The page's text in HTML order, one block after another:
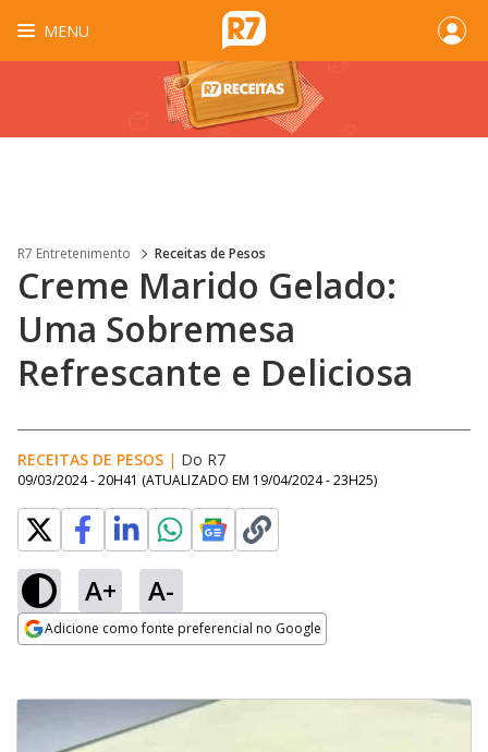
MENU
R7 Entretenimento Receitas de Pesos
Creme Marido Gelado:
Uma Sobremesa
Refrescante e Deliciosa
RECEITAS DE PESOS | Do R7
09/03/2024 - 20H41 (ATUALIZADO EM 19/04/2024 - 23H25)
A+ A-
Adicione como fonte preferencial no Google